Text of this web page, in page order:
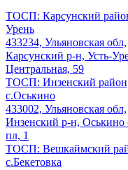
ТОСП: Карсунский
Урень
433234, Ульяновская обл,
Карсунский р-н, Усть-
Центральная, 59
ТОСП: Инзенский
с.Оськино
433002, Ульяновская обл,
Инзенский р-н, Оськино
пл, 1
ТОСП: Вешкаймский
с.Бекетовка